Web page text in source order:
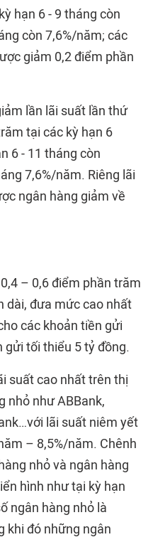
hạn 6 - 9 tháng còn
còn 7,6%/năm; các
giảm 0,2 điểm phần
lần lãi suất lần thứ
tại các kỳ hạn 6
6 - 11 tháng còn
7,6%/năm. Riêng lãi
ngân hàng giảm về
– 0,6 điểm phần trăm
dài, đưa mức cao nhất
các khoản tiền gửi
gửi tối thiểu 5 tỷ đồng.
suất cao nhất trên thị
nhỏ như ABBank,
lãi suất niêm yết
– 8,5%/năm. Chênh
nhỏ và ngân hàng
hình như tại kỳ hạn
ngân hàng nhỏ là
khi đó những ngân